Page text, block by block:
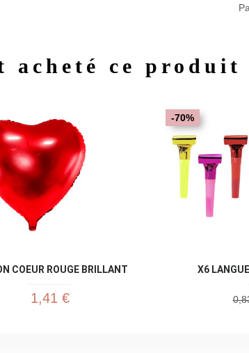
ce produit
COEUR ROUGE BRILLANT
1,41 €
X6
-70%